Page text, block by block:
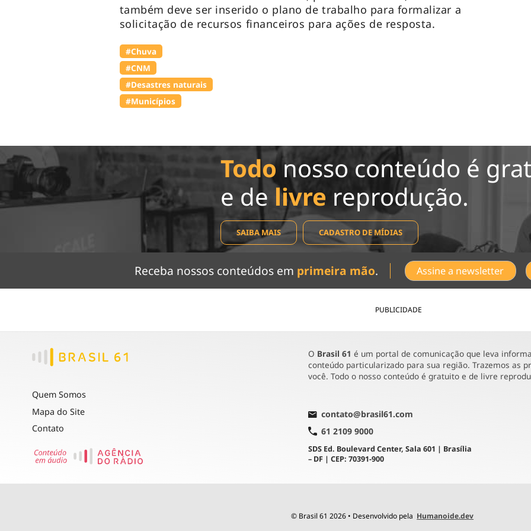
também deve ser inserido o plano de trabalho para formalizar a
solicitação de recursos financeiros para ações de resposta.
#Chuva
#CNM
#Desastres naturais
#Municípios
Todonosso conteúdo é
e de livre reprodução.
SAIBA MAIS CADASTRO DE MÍDIAS
Receba nossos conteúdos em primeira mão. Assine a newsletter
PUBLICIDADE
Quem Somos
Mapa do Site
Contato
O Brasil 61 é um portal de comunicação que leva
conteúdo particularizado para sua região. Trazemos as
você. Todo o nosso conteúdo é gratuito e de livre
contato@brasil61.com
61 2109 9000
SDS Ed. Boulevard Center, Sala 601 | Brasília
– DF | CEP: 70391-900
© Brasil 61 2026 • Desenvolvido pela Humanoide.dev